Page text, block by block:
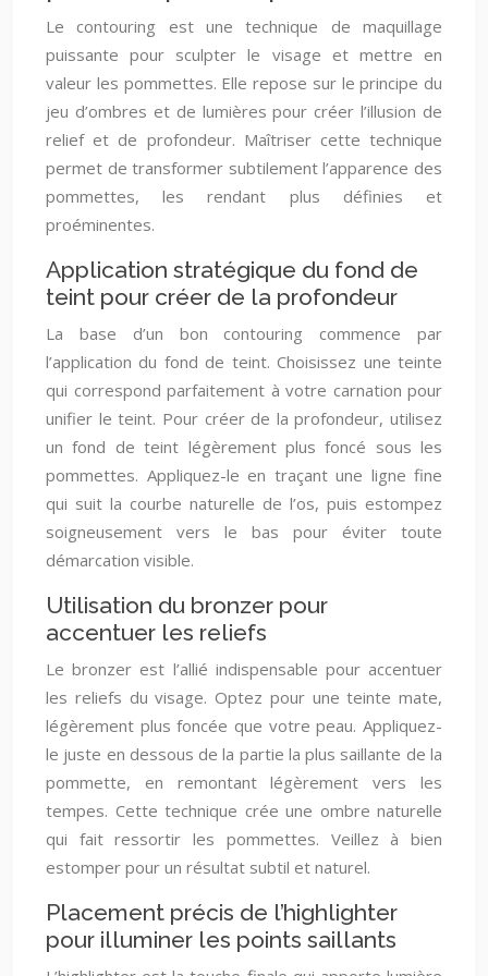
Le contouring est une technique de maquillage
puissante pour sculpter le visage et mettre en
valeur les pommettes. Elle repose sur le principe du
jeu d’ombres et de lumières pour créer l’illusion de
relief et de profondeur. Maîtriser cette technique
permet de transformer subtilement l’apparence des
pommettes, les rendant plus définies et
proéminentes.
Application stratégique du fond de
teint pour créer de la profondeur
La base d’un bon contouring commence par
l’application du fond de teint. Choisissez une teinte
qui correspond parfaitement à votre carnation pour
unifier le teint. Pour créer de la profondeur, utilisez
un fond de teint légèrement plus foncé sous les
pommettes. Appliquez-le en traçant une ligne fine
qui suit la courbe naturelle de l’os, puis estompez
soigneusement vers le bas pour éviter toute
démarcation visible.
Utilisation du bronzer pour
accentuer les reliefs
Le bronzer est l’allié indispensable pour accentuer
les reliefs du visage. Optez pour une teinte mate,
légèrement plus foncée que votre peau. Appliquez-
le juste en dessous de la partie la plus saillante de la
pommette, en remontant légèrement vers les
tempes. Cette technique crée une ombre naturelle
qui fait ressortir les pommettes. Veillez à bien
estomper pour un résultat subtil et naturel.
Placement précis de l’highlighter
pour illuminer les points saillants